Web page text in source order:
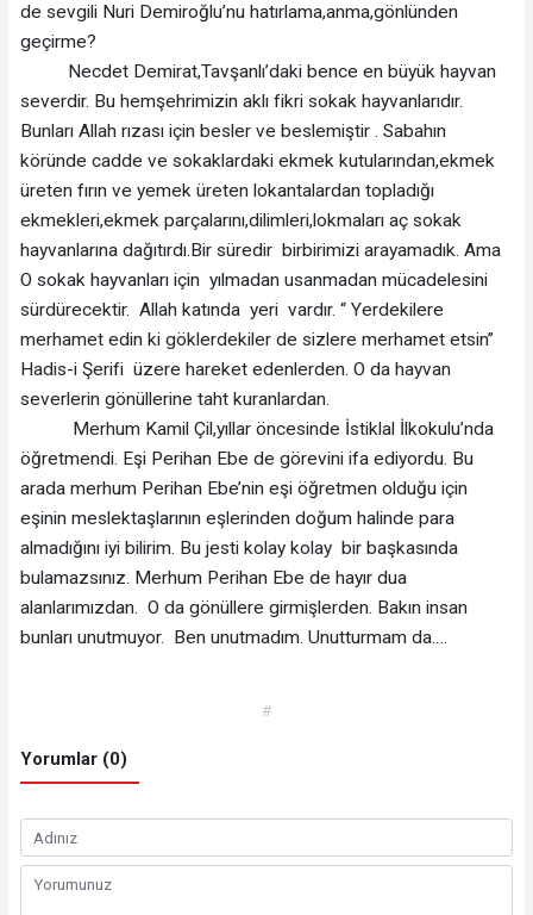
de sevgili Nuri Demiroğlu’nu hatırlama,anma,gönlünden
geçirme?
Necdet Demirat,Tavşanlı’daki bence en büyük hayvan
severdir. Bu hemşehrimizin aklı fikri sokak hayvanlarıdır.
Bunları Allah rızası için besler ve beslemiştir . Sabahın
köründe cadde ve sokaklardaki ekmek kutularından,ekmek
üreten fırın ve yemek üreten lokantalardan topladığı
ekmekleri,ekmek parçalarını,dilimleri,lokmaları aç sokak
hayvanlarına dağıtırdı.Bir süredir birbirimizi arayamadık. Ama
O sokak hayvanları için yılmadan usanmadan mücadelesini
sürdürecektir. Allah katında yeri vardır. “ Yerdekilere
merhamet edin ki göklerdekiler de sizlere merhamet etsin”
Hadis-i Şerifi üzere hareket edenlerden. O da hayvan
severlerin gönüllerine taht kuranlardan.
Merhum Kamil Çil,yıllar öncesinde İstiklal İlkokulu’nda
öğretmendi. Eşi Perihan Ebe de görevini ifa ediyordu. Bu
arada merhum Perihan Ebe’nin eşi öğretmen olduğu için
eşinin meslektaşlarının eşlerinden doğum halinde para
almadığını iyi bilirim. Bu jesti kolay kolay bir başkasında
bulamazsınız. Merhum Perihan Ebe de hayır dua
alanlarımızdan. O da gönüllere girmişlerden. Bakın insan
bunları unutmuyor. Ben unutmadım. Unutturmam da….
#
Yorumlar (0)